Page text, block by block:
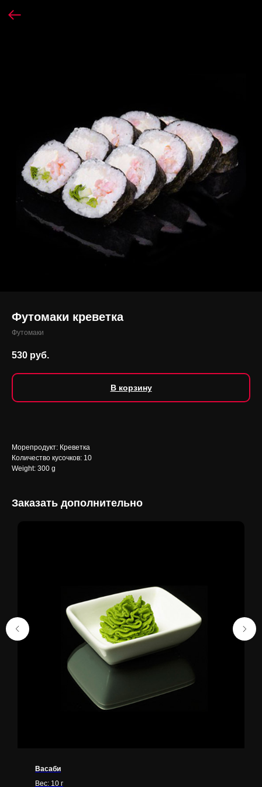
Футомаки креветка
Футомаки
530 руб.
В корзину
Морепродукт: Креветка
Количество кусочков: 10
Weight: 300 g
Заказать дополнительно
Васаби
Вес: 10 г